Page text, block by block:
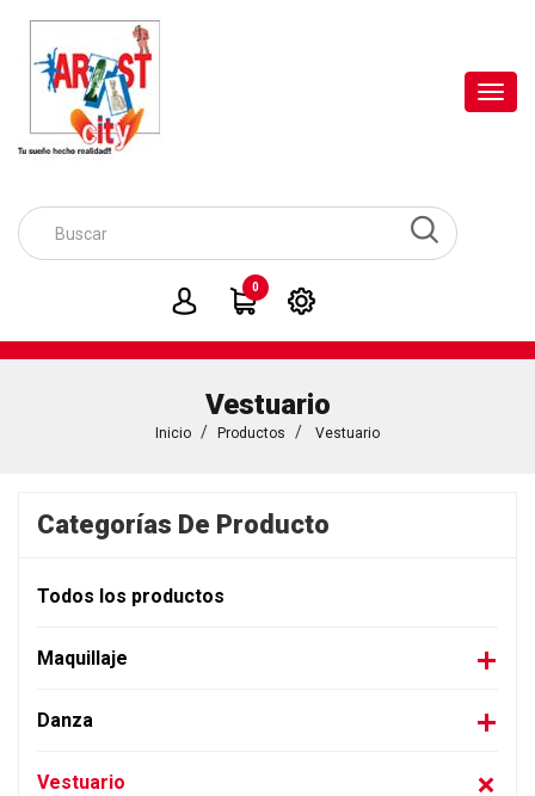
0
Vestuario
Inicio Productos Vestuario
Categorías De Producto
Todos los productos
Maquillaje
Danza
Vestuario